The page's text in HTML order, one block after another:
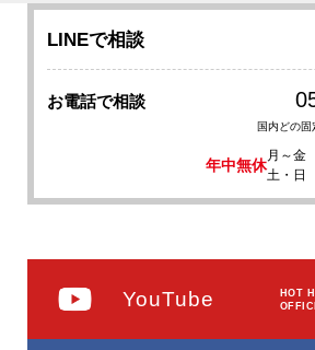
LINEで相談
お電話で相談
国内どの
年中無休
月～金
土・日
YouTube
HOT